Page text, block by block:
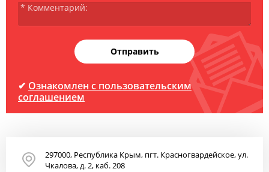
Отправить
✔ Ознакомлен с пользовательским
соглашением
297000, Республика Крым, пгт. Красногвардейское, ул.
Чкалова, д. 2, каб. 208